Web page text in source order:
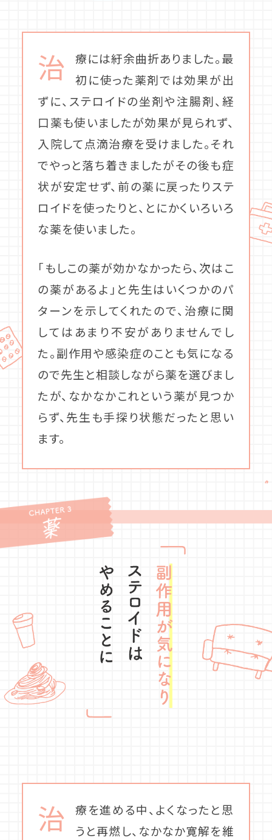
治
療には紆余曲折ありました。最
初に使った薬剤では効果が出
ずに、ステロイドの坐剤や注腸剤、経
口薬も使いましたが効果が見られず、
入院して点滴治療を受けました。それ
でやっと落ち着きましたがその後も症
状が安定せず、前の薬に戻ったりステ
ロイドを使ったりと、とにかくいろいろ
な薬を使いました。
「もしこの薬が効かなかったら、次はこ
の薬があるよ」と先生はいくつかのパ
ターンを示してくれたので、治療に関
してはあまり不安がありませんでし
た。副作用や感染症のことも気になる
ので先生と相談しながら薬を選びまし
たが、なかなかこれという薬が見つか
らず、先生も手探り状態だったと思い
ます。
治
療を進める中、よくなったと思
うと再燃し、なかなか寛解を維